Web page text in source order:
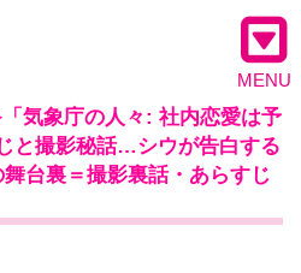
MENU
気象庁の人々: 社内恋愛は予
と撮影秘話…シウが告白する
台裏＝撮影裏話・あらすじ